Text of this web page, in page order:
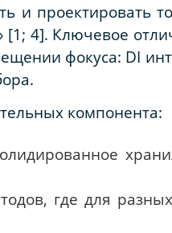
и проектировать
4]. Ключевое
фокуса: DI
компонента:
где для